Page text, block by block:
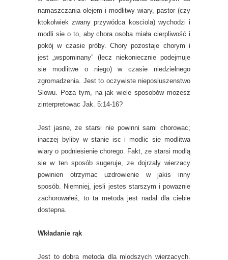
namaszczania olejem i modlitwy wiary, pastor (czy
ktokolwiek zwany przywódca kosciola) wychodzi i
modli sie o to, aby chora osoba miała cierpliwość i
pokój w czasie próby. Chory pozostaje chorym i
jest „wspominany” (lecz niekoniecznie podejmuje
sie modlitwe o niego) w czasie niedzielnego
zgromadzenia. Jest to oczywiste nieposluszenstwo
Slowu. Poza tym, na jak wiele sposobów mozesz
zinterpretowac Jak. 5:14-16?
Jest jasne, ze starsi nie powinni sami chorowac;
inaczej byliby w stanie isc i modlic sie modlitwa
wiary o podniesienie chorego. Fakt, ze starsi modlą
sie w ten sposób sugeruje, ze dojrzaly wierzacy
powinien otrzymac uzdrowienie w jakis inny
sposób. Niemniej, jesli jestes starszym i powaznie
zachorowałeś, to ta metoda jest nadal dla ciebie
dostepna.
Wkładanie rąk
Jest to dobra metoda dla mlodszych wierzacych.